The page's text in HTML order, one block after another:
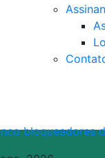
bloqueadores